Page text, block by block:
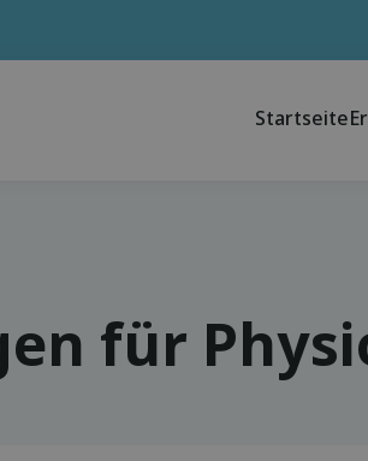
Startseite
für